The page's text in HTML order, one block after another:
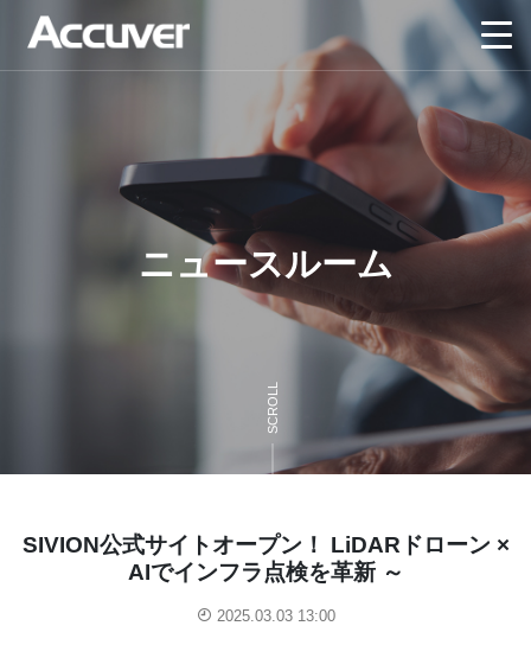
ニュースルーム
SCROLL
SIVION公式サイトオープン！ LiDARドローン ×
AIでインフラ点検を革新 ～
2025.03.03 13:00